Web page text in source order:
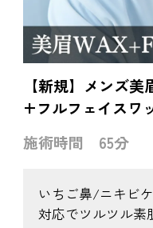
【新規】メンズ
+フルフェイスワ
施術時間
65分
いちご鼻/ニキビ
対応でツルツル素